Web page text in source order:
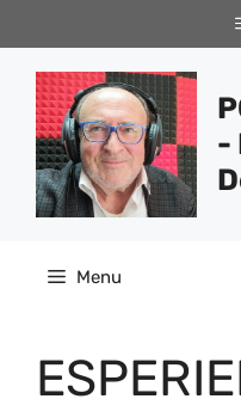
al
contenuto
-
Menu